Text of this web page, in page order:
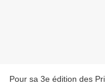
Pour sa 3e édition des